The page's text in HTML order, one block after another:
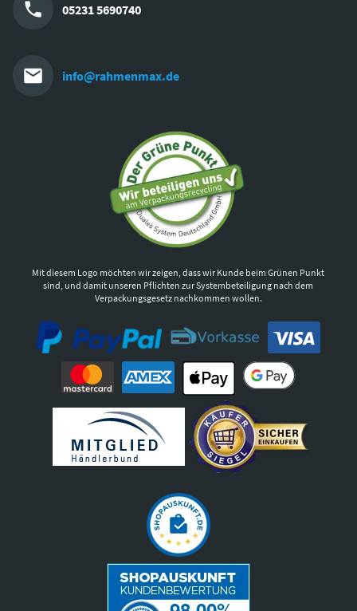
05231 5690740
info@rahmenmax.de
Mit diesem Logo möchten wir zeigen, dass wir Kunde beim Grünen Punkt
sind, und damit unseren Pflichten zur Systembeteiligung nach dem
Verpackungsgesetz nachkommen wollen.